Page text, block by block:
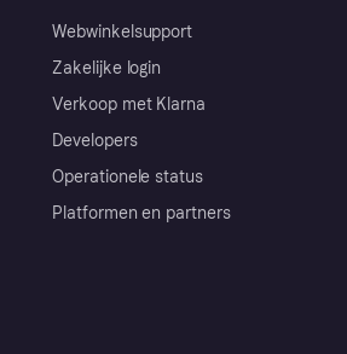
Webwinkelsupport
Zakelijke login
Verkoop met Klarna
Developers
Operationele status
Platformen en partners